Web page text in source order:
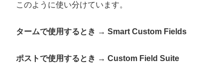
このように使い分けています。
タームで使用するとき → Smart Custom Fields
ポストで使用するとき → Custom Field Suite